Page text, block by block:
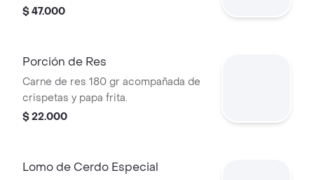
maduro, guacamole y ají.
$ 47.000
Porción de Res
Carne de res 180 gr acompañada de
crispetas y papa frita.
$ 22.000
Lomo de Cerdo Especial